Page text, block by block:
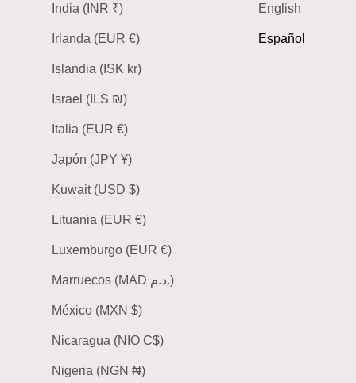
India (INR ₹)
Irlanda (EUR €)
Islandia (ISK kr)
Israel (ILS ₪)
Italia (EUR €)
Japón (JPY ¥)
Kuwait (USD $)
Lituania (EUR €)
Luxemburgo (EUR €)
Marruecos (MAD د.م.)
México (MXN $)
Nicaragua (NIO C$)
Nigeria (NGN ₦)
English
Español